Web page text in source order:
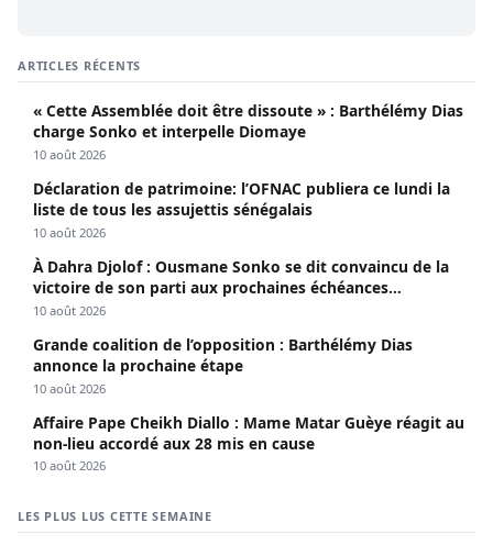
ARTICLES RÉCENTS
« Cette Assemblée doit être dissoute » : Barthélémy Dias
charge Sonko et interpelle Diomaye
10 août 2026
Déclaration de patrimoine: l’OFNAC publiera ce lundi la
liste de tous les assujettis sénégalais
10 août 2026
À Dahra Djolof : Ousmane Sonko se dit convaincu de la
victoire de son parti aux prochaines échéances
électorales.
10 août 2026
Grande coalition de l’opposition : Barthélémy Dias
annonce la prochaine étape
10 août 2026
Affaire Pape Cheikh Diallo : Mame Matar Guèye réagit au
non-lieu accordé aux 28 mis en cause
10 août 2026
LES PLUS LUS CETTE SEMAINE